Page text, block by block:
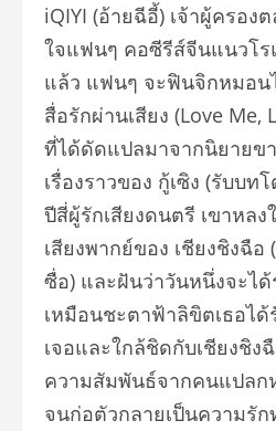
iQIYI (อ้ายฉีอี้) เจ้าผู้ครอง
ใจแฟนๆ คอซีรีส์จีนแนวโ
แล้ว แฟนๆ จะฟินจิกหมอน
สื่อรักผ่านเสียง (Love Me,
ที่ได้ดัดแปลมาจากนิยายข
เรื่องราวของ กู้เซิง (รับบท
ปีสี่ผู้รักเสียงดนตรี เขาหล
เสียงพากย์ของ เชียงชิงฉื
ซื่อ) และฝันว่าวันหนึ่งจะไ
เหมือนชะตาฟ้าลิขิตเธอไ
เจอและใกล้ชิดกับเชียงชิง
ความสัมพันธ์จากคนแปลก
จนก่อตัวกลายเป็นความรัก